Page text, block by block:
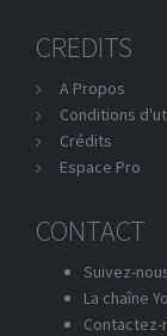
CREDITS
A Propos
Conditions
Crédits
Espace Pro
CONTACT
Suivez-
La chaîne